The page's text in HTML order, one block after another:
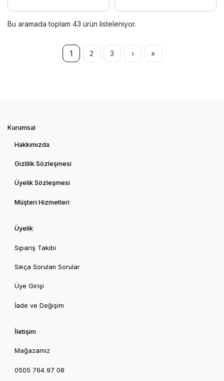
Bu aramada toplam 43 ürün listeleniyor.
1 2 3 › »
Kurumsal
Hakkımızda
Gizlilik Sözleşmesi
Üyelik Sözleşmesi
Müşteri Hizmetleri
Üyelik
Sipariş Takibi
Sıkça Sorulan Sorular
Üye Girişi
İade ve Değişim
İletişim
Mağazamız
0505 764 97 08